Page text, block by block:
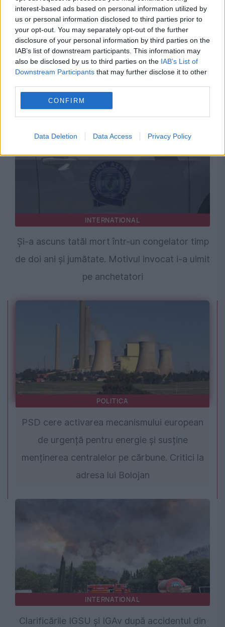
interest-based ads based on personal information utilized by
us or personal information disclosed to third parties prior to
your opt-out. You may separately opt-out of the further
disclosure of your personal information by third parties on the
IAB’s list of downstream participants. This information may
also be disclosed by us to third parties on the IAB’s List of
Downstream Participants that may further disclose it to other
CONFIRM
Data Deletion Data Access Privacy Policy
ECONOMIE
Zi decisivă pentru România. Moody’s anunță
ratingul care poate influența costul
împrumuturilor
INTERNATIONAL
Și-a ascuns tatăl mort într-un congelator timp
de doi ani și jumătate. Motivul invocat i-a uimit
pe anchetatori
POLITICA
PSD cere activarea mecanismului european
de urgență pentru energie și susține
menținerea centralelor pe cărbune. Critici la
adresa lui Bolojan
INTERNATIONAL
Clarificările IGSU și IGAv după accidentul din